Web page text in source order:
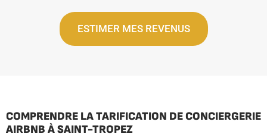
ESTIMER MES REVENUS
COMPRENDRE LA TARIFICATION DE CONCIERGERIE
AIRBNB À SAINT-TROPEZ